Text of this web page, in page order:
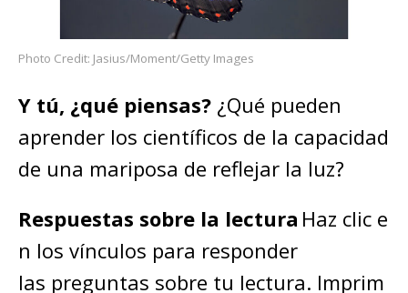
Photo Credit: Jasius/Moment/Getty Images
Y tú, ¿qué piensas? ¿Qué pueden
aprender los científicos de la capacidad
de una mariposa de reflejar la luz?
Respuestas sobre la lectura Haz clic e
n los vínculos para responder
las preguntas sobre tu lectura. Imprim